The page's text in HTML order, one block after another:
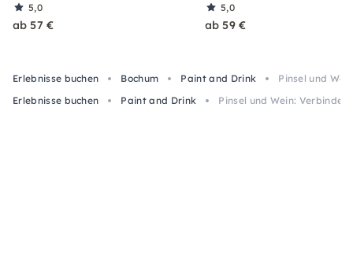
5,0
ab 57 €
5,0
ab 59 €
Erlebnisse buchen Bochum Paint and Drink
Pinsel und
Erlebnisse buchen
Paint and Drink Pinsel und Wein: Verbinde